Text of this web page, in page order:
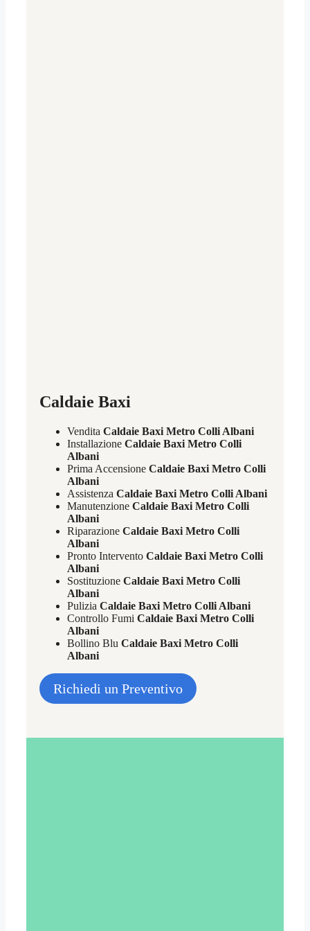
Caldaie Baxi
Vendita Caldaie Baxi Metro Colli Albani
Installazione Caldaie Baxi Metro Colli
Albani
Prima Accensione Caldaie Baxi Metro Colli
Albani
Assistenza Caldaie Baxi Metro Colli Albani
Manutenzione Caldaie Baxi Metro Colli
Albani
Riparazione Caldaie Baxi Metro Colli
Albani
Pronto Intervento Caldaie Baxi Metro Colli
Albani
Sostituzione Caldaie Baxi Metro Colli
Albani
Pulizia Caldaie Baxi Metro Colli Albani
Controllo Fumi Caldaie Baxi Metro Colli
Albani
Bollino Blu Caldaie Baxi Metro Colli
Albani
Richiedi un Preventivo